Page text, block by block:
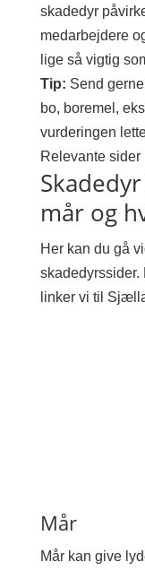
skadedyr
medarbejdere
lige så vigtig
Tip: Send
bo, boremel,
vurderingen
Relevante sider
mår og
Her kan du gå
skadedyrssider.
linker vi til
Mår
Mår kan give